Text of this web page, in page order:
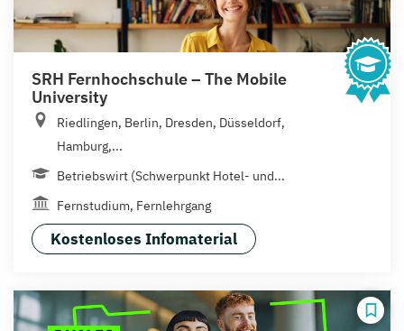
SRH Fernhochschule – The Mobile
University
Riedlingen, Berlin, Dresden, Düsseldorf,
Hamburg,...
Betriebswirt (Schwerpunkt Hotel- und...
Fernstudium, Fernlehrgang
Kostenloses Infomaterial